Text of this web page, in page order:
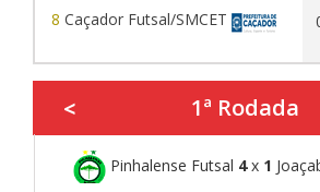
8 Caçador Futsal/SMCET
< 1ª Rodada
Pinhalense Futsal 4x 1